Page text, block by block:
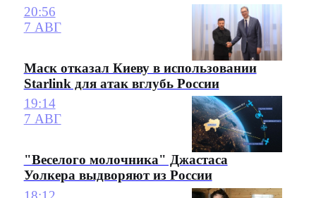
20:56
7 АВГ
Маск отказал Киеву в использовании
Starlink для атак вглубь России
19:14
7 АВГ
"Веселого молочника" Джастаса
Уолкера выдворяют из России